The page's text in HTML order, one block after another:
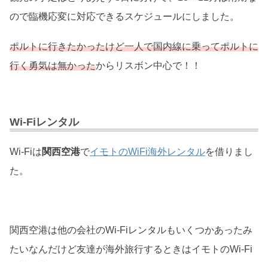
ので臨機応変に対応できるスケジュールにしました。
ポルトに行きたかったけど一人で国内線に乗ってポルトに
行く勇気は無かったからリスボン中心で！！
Wi-Fiレンタル
Wi-Fiは関西空港でイモトのWiFi海外レンタルを借りまし
た。
関西空港は他の会社のWi-Fiレンタルもいくつかあったみ
たいなんだけど友達が海外旅行するときはイモトのWi-Fi